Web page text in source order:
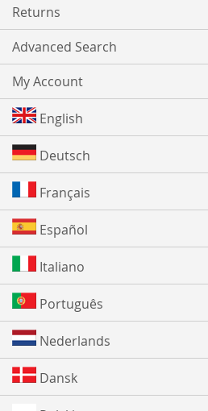
Returns
Advanced Search
My Account
English
Deutsch
Français
Español
Italiano
Português
Nederlands
Dansk